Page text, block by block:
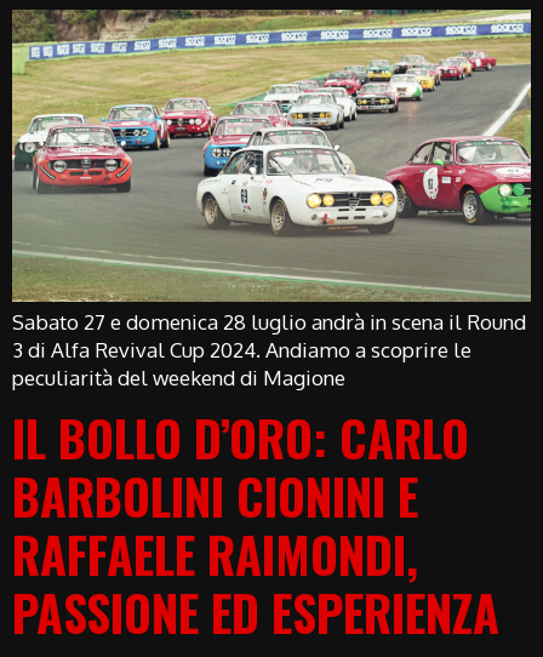
Sabato 27 e domenica 28 luglio andrà in scena il Round
3 di Alfa Revival Cup 2024. Andiamo a scoprire le
peculiarità del weekend di Magione
IL BOLLO D’ORO: CARLO
BARBOLINI CIONINI E
RAFFAELE RAIMONDI,
PASSIONE ED ESPERIENZA